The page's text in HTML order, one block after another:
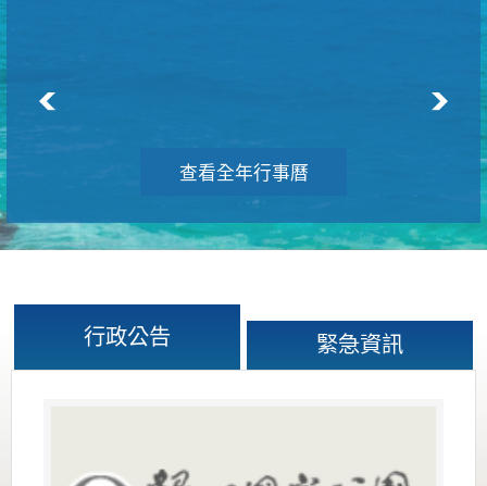
查看全年行事曆
行政公告 緊急資訊